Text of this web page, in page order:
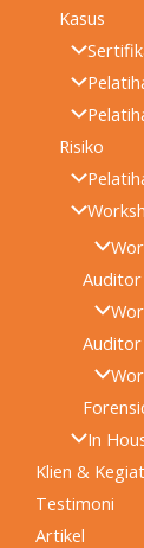
Kasus
Risiko
Auditor
Auditor
In
Klien &
Testimoni
Artikel